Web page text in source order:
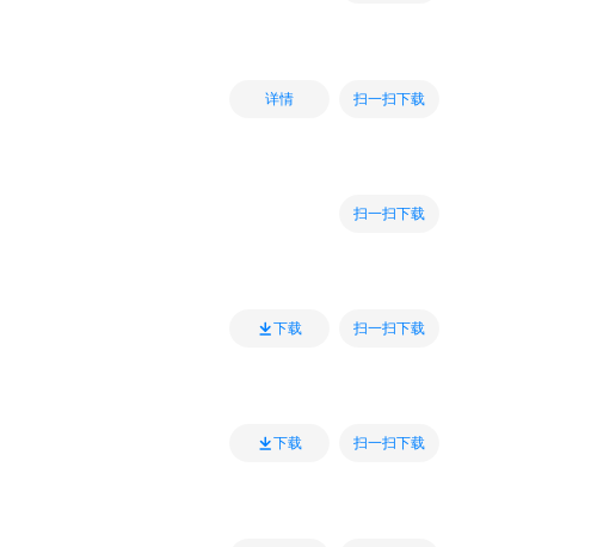
详情 扫一扫下载
扫一扫下载
下载 扫一扫下载
下载 扫一扫下载